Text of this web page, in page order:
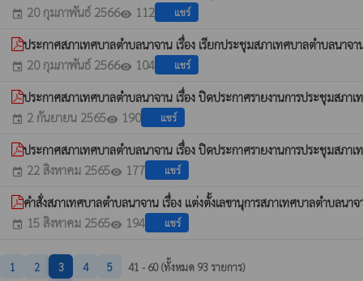
event 20 กุมภาพันธ์ 2566visibility 112 แชร์
ประกาศสภาเทศบาลตำบลนาจาน เรื่อง เรียกประชุมสภาเทศบาลตำบลน
event 20 กุมภาพันธ์ 2566visibility 104 แชร์
ประกาศสภาเทศบาลตำบลนาจาน เรื่อง ปิดประกาศรายงานการประชุมส
event 2 กันยายน 2565visibility 190 แชร์
ประกาศสภาเทศบาลตำบลนาจาน เรื่อง ปิดประกาศรายงานการประชุมส
event 22 สิงหาคม 2565visibility 177 แชร์
คำสั่งสภาเทศบาลตำบลนาจาน เรื่อง แต่งตั้งเลขานุการสภาเทศบาลตำบลนา
event 15 สิงหาคม 2565visibility 194 แชร์
1 2 3 4 5 41 - 60 (ทั้งหมด 93 รายการ)